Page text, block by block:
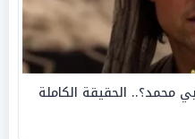
محمد؟.. الحقيقة الكاملة